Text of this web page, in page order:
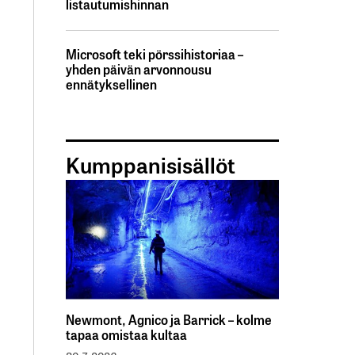
listautumishinnan
Microsoft teki pörssihistoriaa –
yhden päivän arvonnousu
ennätyksellinen
Kumppanisisällöt
Newmont, Agnico ja Barrick – kolme
tapaa omistaa kultaa